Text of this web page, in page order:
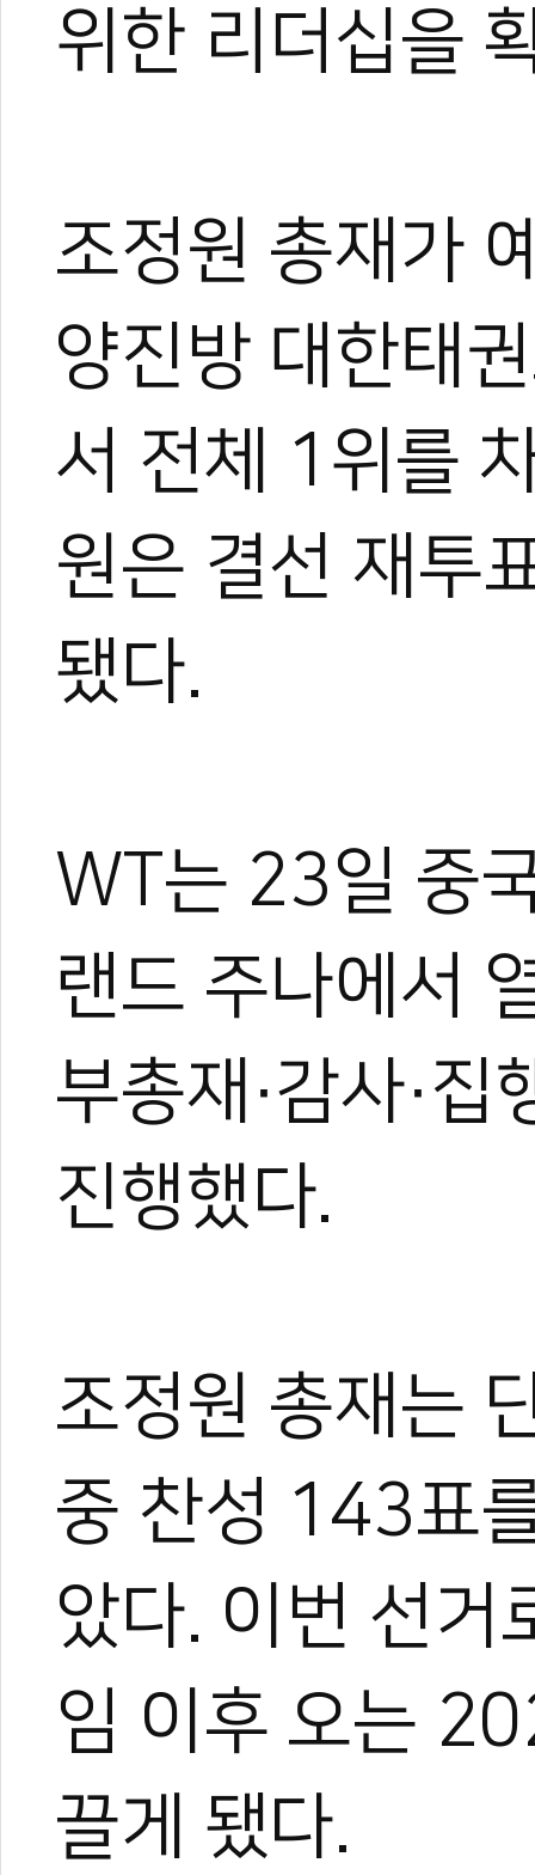
위한 리더십을
조정원 총재가
양진방 대한태
서 전체 1위를
원은 결선 재투
됐다.
WT는 23일 중
랜드 주나에서
부총재·감사·
진행했다.
조정원 총재는
중 찬성 143표
았다. 이번 선
임 이후 오는
끌게 됐다.